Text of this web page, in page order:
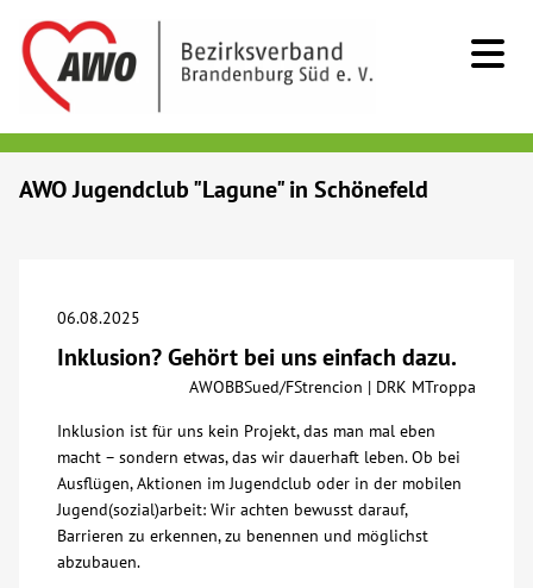
Beratung & Hilfe
Begegnung
Bildung
Über uns
AWO Jugendclub "Lagune" in Schönefeld
06.08.2025
Inklusion? Gehört bei uns einfach dazu.
AWOBBSued/FStrencion | DRK MTroppa
Inklusion ist für uns kein Projekt, das man mal eben
macht – sondern etwas, das wir dauerhaft leben. Ob bei
Ausflügen, Aktionen im Jugendclub oder in der mobilen
Jugend(sozial)arbeit: Wir achten bewusst darauf,
Barrieren zu erkennen, zu benennen und möglichst
abzubauen.